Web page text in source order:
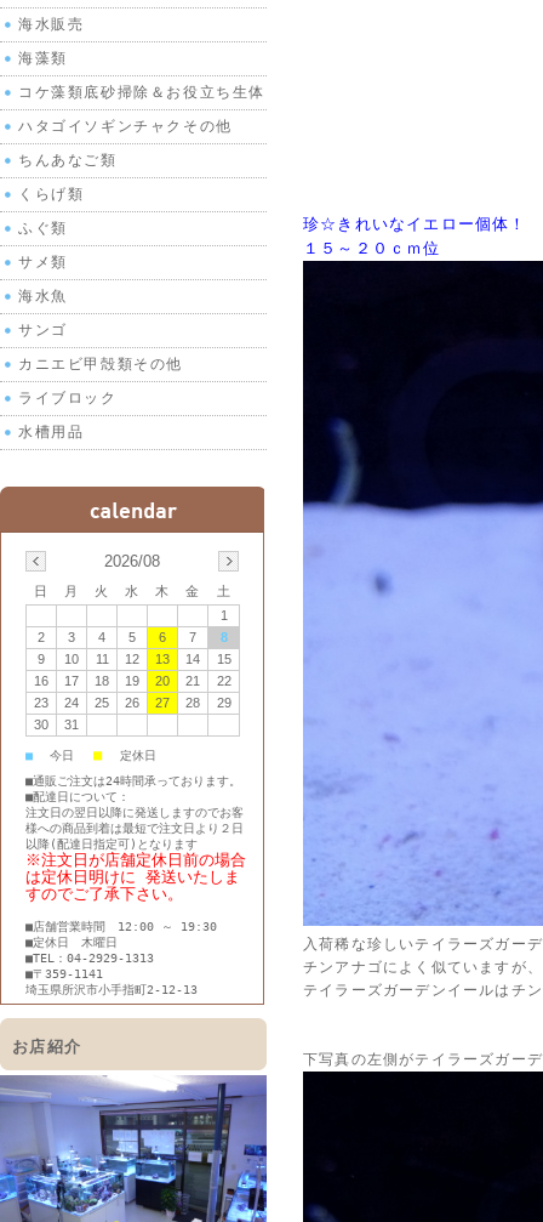
珍☆きれいなイエロー個体！
１５～２０ｃｍ位
入荷稀な珍しいテイラーズガー
チンアナゴによく似ていますが
テイラーズガーデンイールはチ
下写真の左側がテイラーズガー
海水販売
海藻類
コケ藻類底砂掃除＆お役立ち生体
ハタゴイソギンチャクその他
ちんあなご類
くらげ類
ふぐ類
サメ類
海水魚
サンゴ
カニエビ甲殻類その他
ライブロック
水槽用品
2026/08
日 月 火 水 木 金
土
1
2
3 4 5 6 7
8
9
10 11 12 13 14
15
16
17 18 19 20 21
22
23
24 25 26 27 28
29
30
31
■ 今日 ■
定休日
■通販ご注文は24時間承っております。
■配達日について：
注文日の翌日以降に発送しますのでお客
様への商品到着は最短で注文日より２日
以降(配達日指定可)となります
※注文日が店舗定休日前の場合
は定休日明けに 発送いたしま
すのでご了承下さい。
■店舗営業時間 12:00 ～ 19:30
■定休日 木曜日
■TEL：04-2929-1313
■〒359-1141
埼玉県所沢市小手指町2-12-13
お店紹介